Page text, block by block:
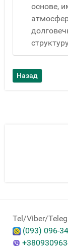
основе,
Tel/Viber/
(093) 096-